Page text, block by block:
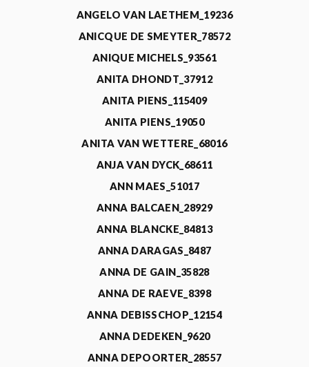
ANGELO VAN LAETHEM_19236
ANICQUE DE SMEYTER_78572
ANIQUE MICHELS_93561
ANITA DHONDT_37912
ANITA PIENS_115409
ANITA PIENS_19050
ANITA VAN WETTERE_68016
ANJA VAN DYCK_68611
ANN MAES_51017
ANNA BALCAEN_28929
ANNA BLANCKE_84813
ANNA DARAGAS_8487
ANNA DE GAIN_35828
ANNA DE RAEVE_8398
ANNA DEBISSCHOP_12154
ANNA DEDEKEN_9620
ANNA DEPOORTER_28557